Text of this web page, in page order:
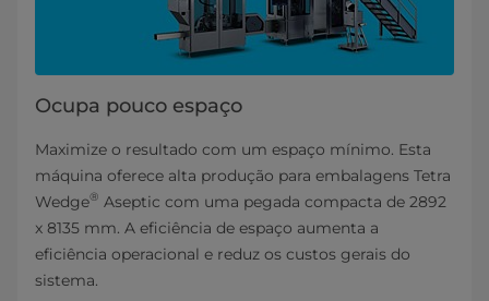
Ocupa pouco espaço
Maximize o resultado com um espaço mínimo. Esta
máquina oferece alta produção para embalagens Tetra
Wedge® Aseptic com uma pegada compacta de 2892
x 8135 mm. A eficiência de espaço aumenta a
eficiência operacional e reduz os custos gerais do
sistema.